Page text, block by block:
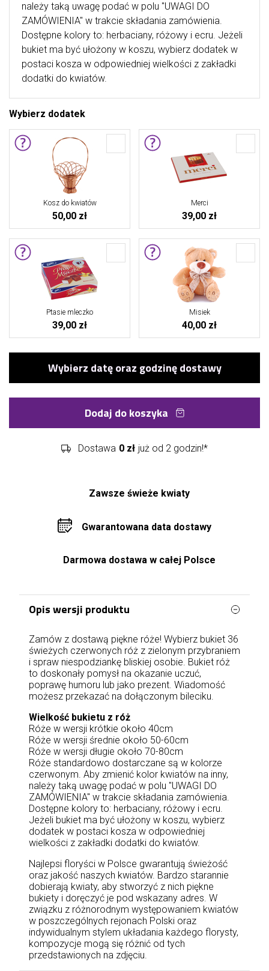
należy taką uwagę podać w polu "UWAGI DO
ZAMÓWIENIA" w trakcie składania zamówienia.
Dostępne kolory to: herbaciany, różowy i ecru. Jeżeli
bukiet ma być ułożony w koszu, wybierz dodatek w
postaci kosza w odpowiedniej wielkości z zakładki
dodatki do kwiatów.
Wybierz dodatek
Kosz do kwiatów
50,00 zł
Merci
39,00 zł
Ptasie mleczko
39,00 zł
Misiek
40,00 zł
Dodaj do koszyka
Dostawa 0 zł już od 2 godzin!*
Zawsze świeże kwiaty
Gwarantowana data dostawy
Darmowa dostawa w całej Polsce
Opis wersji produktu
Zamów z dostawą piękne róże! Wybierz bukiet 36
świeżych czerwonych róż z zielonym przybraniem
i spraw niespodziankę bliskiej osobie. Bukiet róż
to doskonały pomysł na okazanie uczuć,
poprawę humoru lub jako prezent. Wiadomość
możesz przekazać na dołączonym bileciku.
Wielkość bukietu z róż
Róże w wersji krótkie około 40cm
Róże w wersji średnie około 50-60cm
Róże w wersji długie około 70-80cm
Róże standardowo dostarczane są w kolorze
czerwonym. Aby zmienić kolor kwiatów na inny,
należy taką uwagę podać w polu "UWAGI DO
ZAMÓWIENIA" w trakcie składania zamówienia.
Dostępne kolory to: herbaciany, różowy i ecru.
Jeżeli bukiet ma być ułożony w koszu, wybierz
dodatek w postaci kosza w odpowiedniej
wielkości z zakładki dodatki do kwiatów.
Najlepsi floryści w Polsce gwarantują świeżość
oraz jakość naszych kwiatów. Bardzo starannie
dobierają kwiaty, aby stworzyć z nich piękne
bukiety i doręczyć je pod wskazany adres. W
związku z różnorodnym występowaniem kwiatów
w poszczególnych rejonach Polski oraz
indywidualnym stylem układania każdego florysty,
kompozycje mogą się różnić od tych
przedstawionych na zdjęciu.